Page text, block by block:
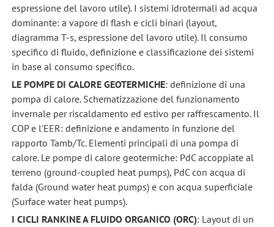
espressione del lavoro utile). I sistemi idrotermali ad acqua
dominante: a vapore di flash e cicli binari (layout,
diagramma T-s, espressione del lavoro utile). Il consumo
specifico di fluido, definizione e classificazione dei sistemi
in base al consumo specifico.
LE POMPE DI CALORE GEOTERMICHE: definizione di una
pompa di calore. Schematizzazione del funzionamento
invernale per riscaldamento ed estivo per raffrescamento. Il
COP e l'EER: definizione e andamento in funzione del
rapporto Tamb/Tc. Elementi principali di una pompa di
calore. Le pompe di calore geotermiche: PdC accoppiate al
terreno (ground-coupled heat pumps), PdC con acqua di
falda (Ground water heat pumps) e con acqua superficiale
(Surface water heat pumps).
I CICLI RANKINE A FLUIDO ORGANICO (ORC): Layout di un